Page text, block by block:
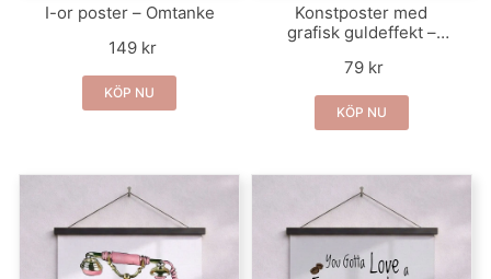
I-or poster – Omtanke
149 kr
KÖP NU
Konstposter med
grafisk guldeffekt –
79 kr
KÖP NU